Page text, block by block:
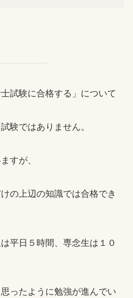
試験に合格する」について
験ではありません。
すが、
の上辺の知識では合格でき
平日５時間、専念生は１０
ったように勉強が進んでい